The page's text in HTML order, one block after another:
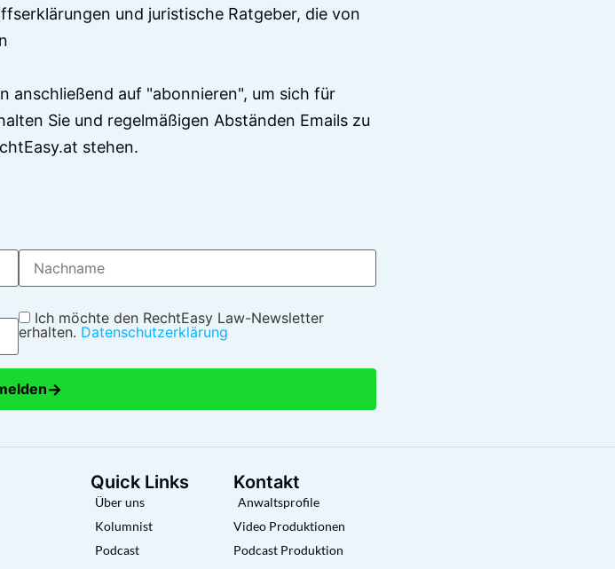
und juristische Ratgeber, die von
anschließend auf "abonnieren", um sich für
Sie und regelmäßigen Abständen Emails zu
stehen.
Ich möchte den RechtEasy Law-Newsletter
erhalten. Datenschutzerklärung
→
Quick Links
Über uns
Kolumnist
Podcast
Kontakt
Anwaltsprofile
Video Produktionen
Podcast Produktion